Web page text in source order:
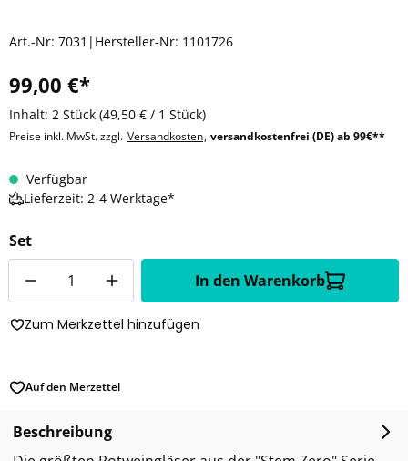
Art.-Nr: 7031 | Hersteller-Nr: 1101726
99,00 €*
Inhalt: 2 Stück (49,50 € / 1 Stück)
Preise inkl. MwSt. zzgl. Versandkosten, versandkostenfrei (DE) ab 99€**
Verfügbar
Lieferzeit: 2-4 Werktage*
Set
In den Warenkorb
Zum Merkzettel hinzufügen
Auf den Merzettel
Beschreibung